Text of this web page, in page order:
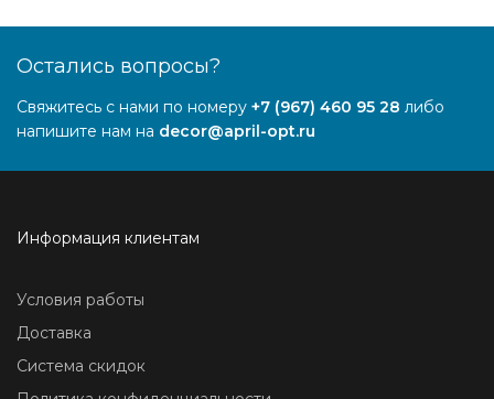
Остались вопросы?
Свяжитесь с нами по номеру +7 (967) 460 95 28 либо
напишите нам на decor@april-opt.ru
Информация клиентам
Условия работы
Доставка
Система скидок